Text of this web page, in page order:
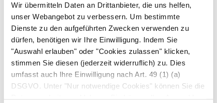
Wir übermitteln Daten an Drittanbieter, die uns helfen,
unser Webangebot zu verbessern. Um bestimmte
Dienste zu den aufgeführten Zwecken verwenden zu
dürfen, benötigen wir Ihre Einwilligung. Indem Sie
"Auswahl erlauben" oder "Cookies zulassen" klicken,
stimmen Sie diesen (jederzeit widerruflich) zu. Dies
umfasst auch Ihre Einwilligung nach Art. 49 (1) (a)
DSGVO. Unter "Nur notwendige Cookies" können Sie die
Qualitätssicherung auf apotheken.de finden sie
hier:Qualitätssicherung .
Was apotheken.de nicht leisten
kann
apotheken.de ersetzt nicht den Besuch in der
Arztpraxis oder Apotheke. Die Website berät